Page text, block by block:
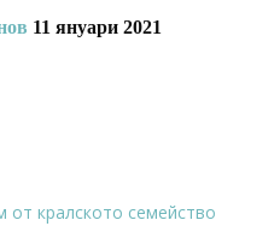
11 януари 2021
от кралското семейство